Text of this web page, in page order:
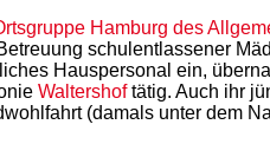
Hamburg des
schulentlassener
Hauspersonal ein,
Waltershoftätig. Auch ihr
(damals unter dem